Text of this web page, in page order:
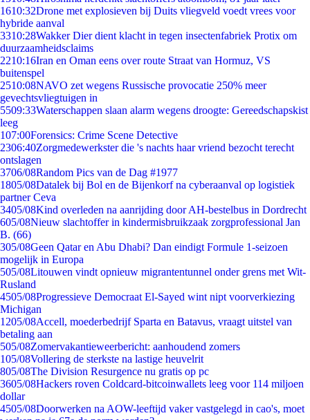
1610:32Drone met explosieven bij Duits vliegveld voedt vrees voor
hybride aanval
3310:28Wakker Dier dient klacht in tegen insectenfabriek Protix om
duurzaamheidsclaims
2210:16Iran en Oman eens over route Straat van Hormuz, VS
buitenspel
2510:08NAVO zet wegens Russische provocatie 250% meer
gevechtsvliegtuigen in
5509:33Waterschappen slaan alarm wegens droogte: Gereedschapskist
leeg
107:00Forensics: Crime Scene Detective
2306:40Zorgmedewerkster die 's nachts haar vriend bezocht terecht
ontslagen
3706/08Random Pics van de Dag #1977
1805/08Datalek bij Bol en de Bijenkorf na cyberaanval op logistiek
partner Ceva
3405/08Kind overleden na aanrijding door AH-bestelbus in Dordrecht
605/08Nieuw slachtoffer in kindermisbruikzaak zorgprofessional Jan
B. (66)
305/08Geen Qatar en Abu Dhabi? Dan eindigt Formule 1-seizoen
mogelijk in Europa
505/08Litouwen vindt opnieuw migrantentunnel onder grens met Wit-
Rusland
4505/08Progressieve Democraat El-Sayed wint nipt voorverkiezing
Michigan
1205/08Accell, moederbedrijf Sparta en Batavus, vraagt uitstel van
betaling aan
505/08Zomervakantieweerbericht: aanhoudend zomers
105/08Vollering de sterkste na lastige heuvelrit
805/08The Division Resurgence nu gratis op pc
3605/08Hackers roven Coldcard-bitcoinwallets leeg voor 114 miljoen
dollar
4505/08Doorwerken na AOW-leeftijd vaker vastgelegd in cao's, moet